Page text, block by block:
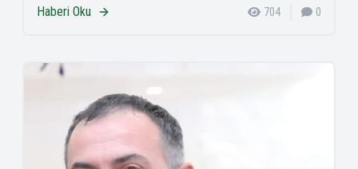
Haberi Oku 704 0